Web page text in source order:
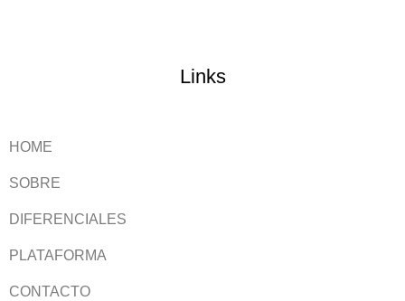
Links
HOME
SOBRE
DIFERENCIALES
PLATAFORMA
CONTACTO